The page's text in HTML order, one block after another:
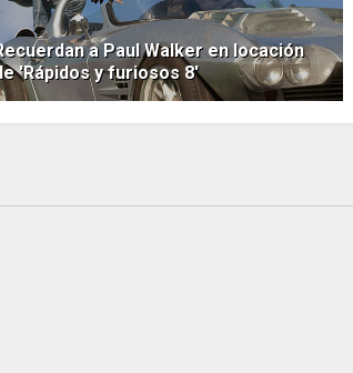
a Paul Walker en locación
'Rápidos y furiosos 8'